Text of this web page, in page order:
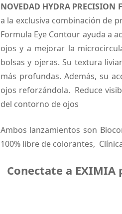
NOVEDAD HYDRA
a la exclusiva combinación de
Formula Eye Contour ayuda a
ojos y a mejorar la
bolsas y ojeras. Su textura
más profundas. Además, su
ojos reforzándola. Reduce
del contorno de ojos
Ambos lanzamientos son
100% libre de colorantes,
Conectate a